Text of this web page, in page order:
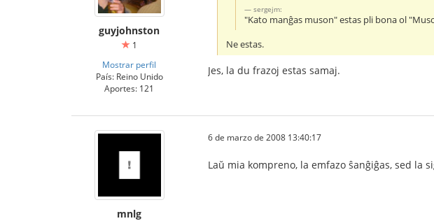
guyjohnston
1
Mostrar perfil
País: Reino Unido
Aportes: 121
sergejm:
"Kato manĝas muson" estas pli bona ol
Ne estas.
Jes, la du frazoj estas samaj.
mnlg
6 de marzo de 2008 13:40:17
Laŭ mia kompreno, la emfazo ŝanĝiĝas, sed la